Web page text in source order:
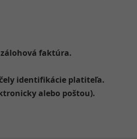
faktúra.
identifikácie platiteľa.
alebo poštou).